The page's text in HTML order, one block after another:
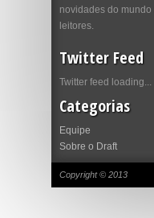
novidades do
leitores.
Twitter Feed
Twitter feed loading...
Categorias
Equipe
Sobre o Draft
Copyright © 2013